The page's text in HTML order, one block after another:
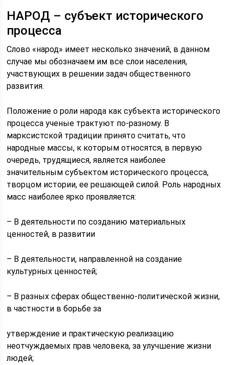
НАРОД – субъект исторического
процесса
Слово «народ» имеет несколько значений, в данном
случае мы обозначаем им все слои населения,
участвующих в решении задач общественного
развития.
Положение о роли народа как субъекта исторического
процесса ученые трактуют по-разному. В
марксистской традиции принято считать, что
народные массы, к которым относятся, в первую
очередь, трудящиеся, является наиболее
значительным субъектом исторического процесса,
творцом истории, ее решающей силой. Роль народных
масс наиболее ярко проявляется:
– В деятельности по созданию материальных
ценностей, в развитии
– В деятельности, направленной на создание
культурных ценностей;
– В разных сферах общественно-политической жизни,
в частности в борьбе за
утверждение и практическую реализацию
неотчуждаемых прав человека, за улучшение жизни
людей;